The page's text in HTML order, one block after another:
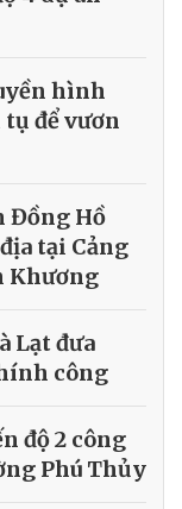
hình
để vươn
Đồng Hồ
tại Cảng
Khương
Lạt đưa
công
độ 2 công
Phú Thủy